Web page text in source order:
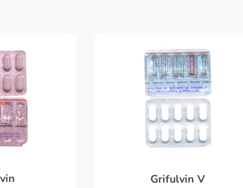
Grifulvin V